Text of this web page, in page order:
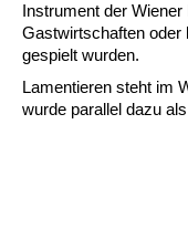
Instrument der
Gastwirtschaften oder
gespielt wurden.
Lamentieren steht im
wurde parallel dazu